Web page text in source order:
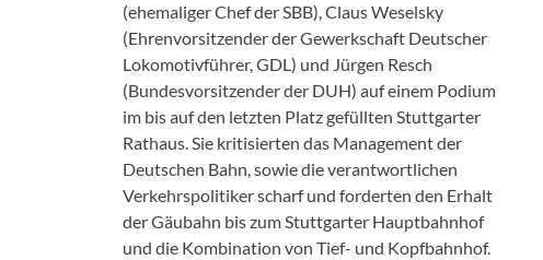
(ehemaliger Chef der SBB), Claus Weselsky
(Ehrenvorsitzender der Gewerkschaft Deutscher
Lokomotivführer, GDL) und Jürgen Resch
(Bundesvorsitzender der DUH) auf einem Podium
im bis auf den letzten Platz gefüllten Stuttgarter
Rathaus. Sie kritisierten das Management der
Deutschen Bahn, sowie die verantwortlichen
Verkehrspolitiker scharf und forderten den Erhalt
der Gäubahn bis zum Stuttgarter Hauptbahnhof
und die Kombination von Tief- und Kopfbahnhof.